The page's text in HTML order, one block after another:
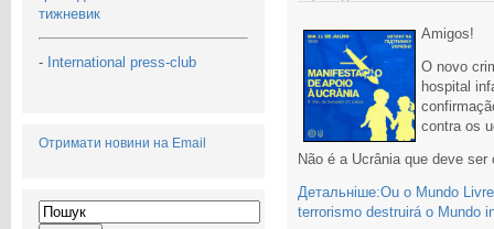
тижневик
- International press-club
Отримати новини на Email
Amigos!
O novo
hospital
contra os
Não é a Ucrânia que deve
Детальніше:Ou o Mundo
terrorismo destruirá o Mundo